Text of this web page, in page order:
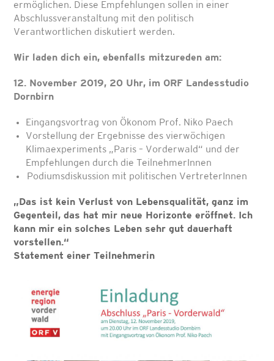
ermöglichen. Diese Empfehlungen sollen in einer
Abschlussveranstaltung mit den politisch
Verantwortlichen diskutiert werden.
Wir laden dich ein, ebenfalls mitzureden am:
12. November 2019, 20 Uhr, im ORF Landesstudio
Dornbirn
Eingangsvortrag von Ökonom Prof. Niko Paech
Vorstellung der Ergebnisse des vierwöchigen
Klimaexperiments „Paris – Vorderwald“ und der
Empfehlungen durch die TeilnehmerInnen
Podiumsdiskussion mit politischen VertreterInnen
„Das ist kein Verlust von Lebensqualität, ganz im
Gegenteil, das hat mir neue Horizonte eröffnet. Ich
kann mir ein solches Leben sehr gut dauerhaft
vorstellen.“
Statement einer Teilnehmerin